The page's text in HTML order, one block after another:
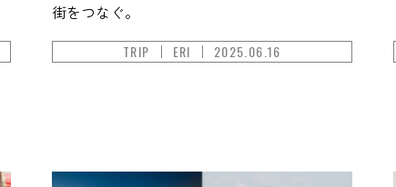
街をつなぐ。
TRIP ERI 2025.06.16